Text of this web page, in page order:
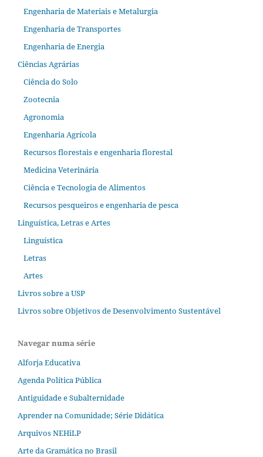
Engenharia de Materiais e Metalurgia
Engenharia de Transportes
Engenharia de Energia
Ciências Agrárias
Ciência do Solo
Zootecnia
Agronomia
Engenharia Agrícola
Recursos florestais e engenharia florestal
Medicina Veterinária
Ciência e Tecnologia de Alimentos
Recursos pesqueiros e engenharia de pesca
Linguística, Letras e Artes
Linguística
Letras
Artes
Livros sobre a USP
Livros sobre Objetivos de Desenvolvimento Sustentável
Navegar numa série
Alforja Educativa
Agenda Política Pública
Antiguidade e Subalternidade
Aprender na Comunidade; Série Didática
Arquivos NEHiLP
Arte da Gramática no Brasil